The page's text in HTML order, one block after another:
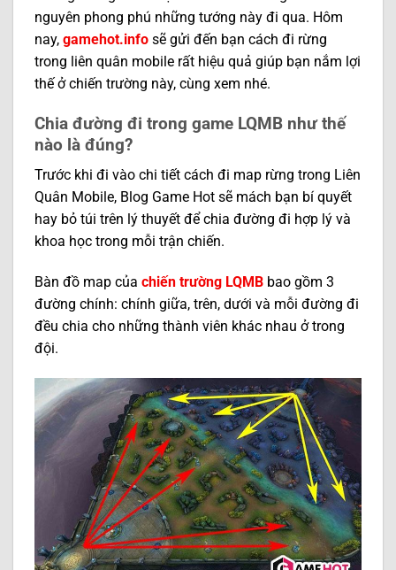
nguyên phong phú những tướng này đi qua. Hôm
nay, gamehot.info sẽ gửi đến bạn cách đi rừng
trong liên quân mobile rất hiệu quả giúp bạn nắm lợi
thế ở chiến trường này, cùng xem nhé.
Chia đường đi trong game LQMB như thế
nào là đúng?
Trước khi đi vào chi tiết cách đi map rừng trong Liên
Quân Mobile, Blog Game Hot sẽ mách bạn bí quyết
hay bỏ túi trên lý thuyết để chia đường đi hợp lý và
khoa học trong mỗi trận chiến.
Bàn đồ map của chiến trường LQMB bao gồm 3
đường chính: chính giữa, trên, dưới và mỗi đường đi
đều chia cho những thành viên khác nhau ở trong
đội.